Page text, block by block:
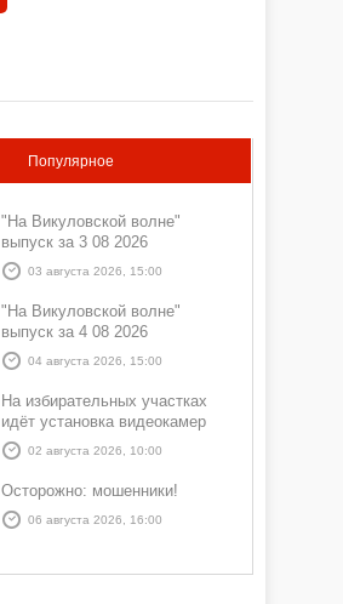
Популярное
"На Викуловской волне"
выпуск за 3 08 2026
03 августа 2026, 15:00
"На Викуловской волне"
выпуск за 4 08 2026
04 августа 2026, 15:00
На избирательных участках
идёт установка видеокамер
02 августа 2026, 10:00
Осторожно: мошенники!
06 августа 2026, 16:00